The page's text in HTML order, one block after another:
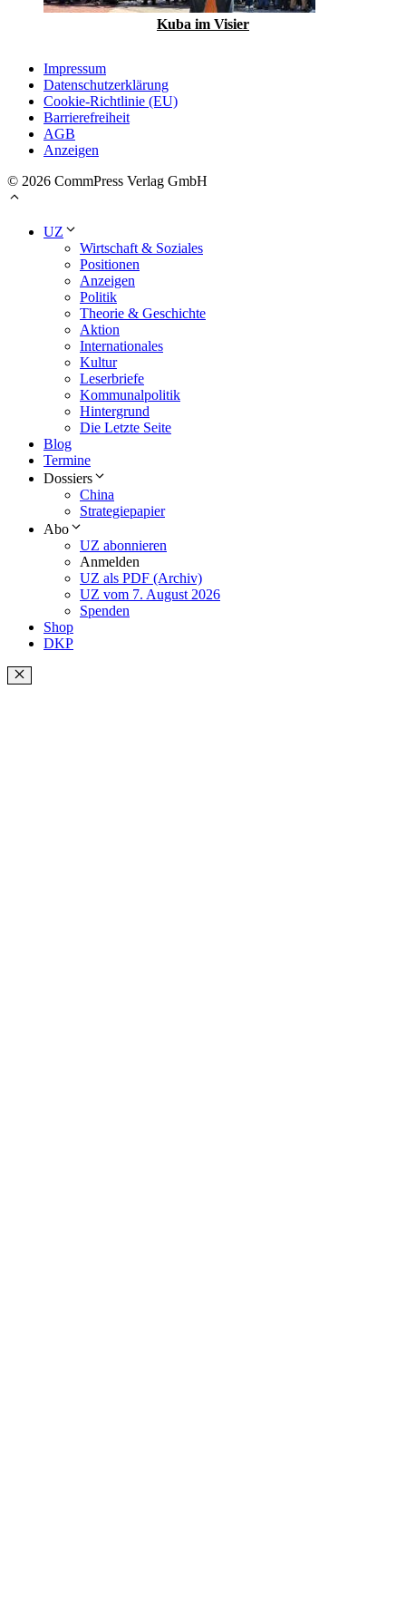
Kuba im Visier
Impressum
Datenschutzerklärung
Cookie-Richtlinie (EU)
Barrierefreiheit
AGB
Anzeigen
© 2026 CommPress Verlag GmbH
UZ
Wirtschaft & Soziales
Positionen
Anzeigen
Politik
Theorie & Geschichte
Aktion
Internationales
Kultur
Leserbriefe
Kommunalpolitik
Hintergrund
Die Letzte Seite
Blog
Termine
Dossiers
China
Strategiepapier
Abo
UZ abonnieren
Anmelden
UZ als PDF (Archiv)
UZ vom 7. August 2026
Spenden
Shop
DKP
Schließen